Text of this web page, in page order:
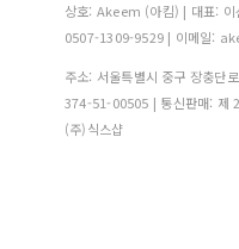
상호: Akeem (아킴) | 대표: 이
0507-1309-9529 | 이메일:
주소: 서울특별시 중구 장충단
374-51-00505 | 통신판매: 제
(주)식스샵